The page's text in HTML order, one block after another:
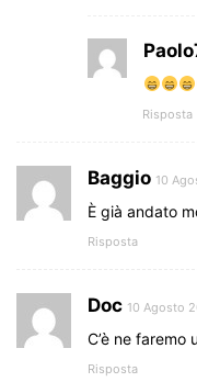
Risposta
Baggio 10
È già andato
Risposta
Doc 10 Agosto
C’è ne faremo
Risposta